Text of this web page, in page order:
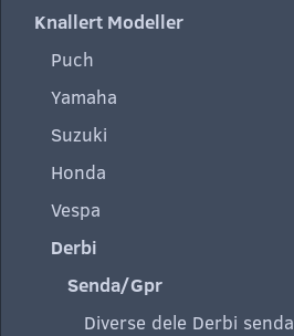
Knallert Modeller
Puch
Yamaha
Suzuki
Honda
Vespa
Derbi
Senda/Gpr
Diverse dele Derbi senda